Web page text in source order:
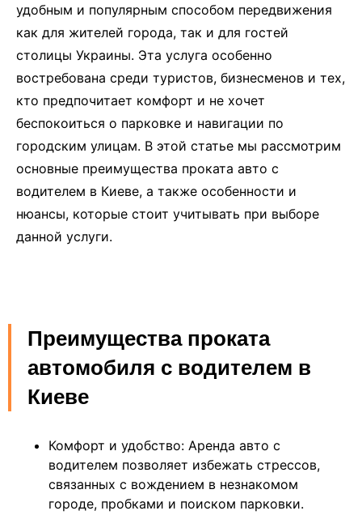
удобным и популярным способом передвижения
как для жителей города, так и для гостей
столицы Украины. Эта услуга особенно
востребована среди туристов, бизнесменов и тех,
кто предпочитает комфорт и не хочет
беспокоиться о парковке и навигации по
городским улицам. В этой статье мы рассмотрим
основные преимущества проката авто с
водителем в Киеве, а также особенности и
нюансы, которые стоит учитывать при выборе
данной услуги.
Преимущества проката
автомобиля с водителем в
Киеве
Комфорт и удобство: Аренда авто с
водителем позволяет избежать стрессов,
связанных с вождением в незнакомом
городе, пробками и поиском парковки.